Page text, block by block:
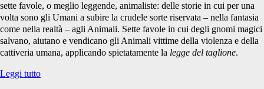
sette favole, o meglio leggende, animaliste: delle storie in cui per una
volta sono gli Umani a subire la crudele sorte riservata – nella fantasia
come nella realtà – agli Animali. Sette favole in cui degli gnomi magici
salvano, aiutano e vendicano gli Animali vittime della violenza e della
cattiveria umana, applicando spietatamente la legge del taglione.
Leggi tuttoGnomo